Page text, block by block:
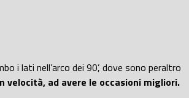
i lati nell’arco dei 90’, dove sono peraltro
velocità, ad avere le occasioni migliori.